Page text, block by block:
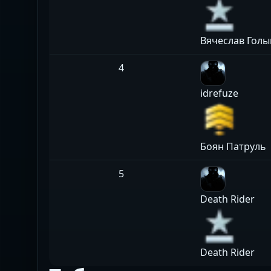
Вячеслав
4
idrefuze
Боян Патруль
5
Death Rider
Death Rider